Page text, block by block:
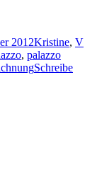
2012Kristine, V
, palazzo
Schreibe